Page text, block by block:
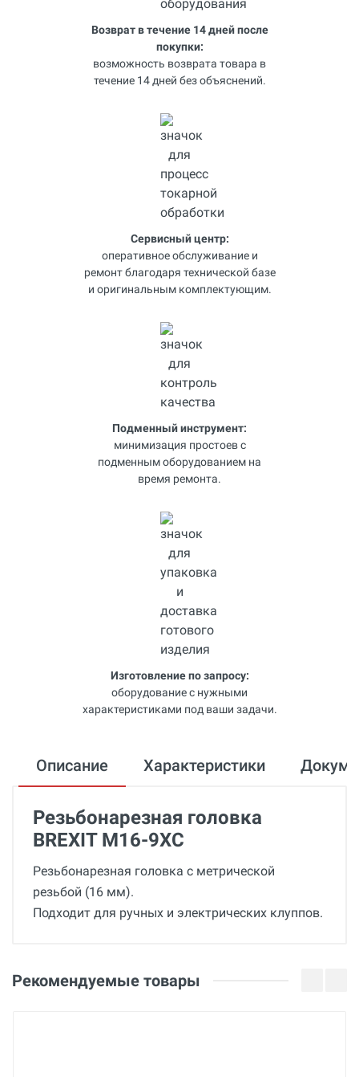
Возврат в течение 14 дней после
покупки:
возможность возврата товара в
течение 14 дней без объяснений.
Сервисный центр:
оперативное обслуживание и
ремонт благодаря технической базе
и оригинальным комплектующим.
Подменный инструмент:
минимизация простоев с
подменным оборудованием на
время ремонта.
Изготовление по запросу:
оборудование с нужными
характеристиками под ваши задачи.
Описание Характеристики
Резьбонарезная головка
BREXIT М16-9XC
Резьбонарезная головка с метрической
резьбой (16 мм).
Подходит для ручных и электрических клуппов.
Беларусь
09 Декабря 2025
Рекомендуемые товары